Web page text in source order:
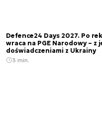
Defence24 Days 2027. Po
wraca na PGE Narodowy – z
doświadczeniami z Ukrainy
3 min.